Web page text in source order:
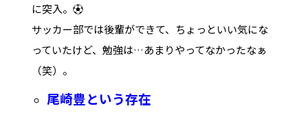
に突入。⚽
サッカー部では後輩ができて、ちょっといい気にな
っていたけど、勉強は…あまりやってなかったなぁ
（笑）。
尾崎豊という存在